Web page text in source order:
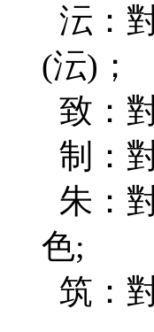
沄：
(沄)；
致：
制：
朱：
色;
筑：